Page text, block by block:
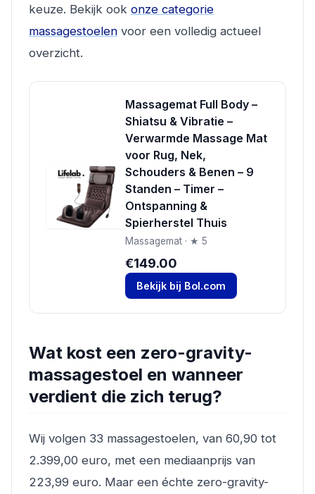
keuze. Bekijk ook onze categorie
massagestoelen voor een volledig actueel
overzicht.
Massagemat Full Body –
Shiatsu & Vibratie –
Verwarmde Massage Mat
voor Rug, Nek,
Schouders & Benen – 9
Standen – Timer –
Ontspanning &
Spierherstel Thuis
Massagemat · ★ 5
€149.00
Bekijk bij Bol.com
Wat kost een zero-gravity-
massagestoel en wanneer
verdient die zich terug?
Wij volgen 33 massagestoelen, van 60,90 tot
2.399,00 euro, met een mediaanprijs van
223,99 euro. Maar een échte zero-gravity-